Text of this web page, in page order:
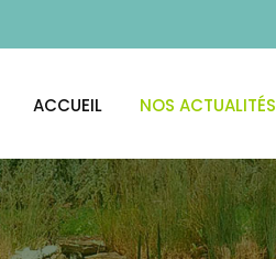
ACCUEIL NOS ACTUALITÉS